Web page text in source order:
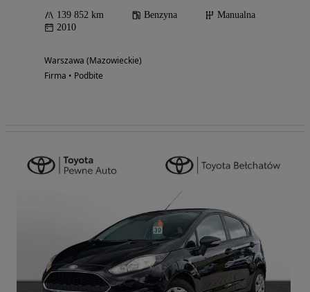
139 852 km Benzyna
Manualna
2010
Warszawa (Mazowieckie)
Firma • Podbite